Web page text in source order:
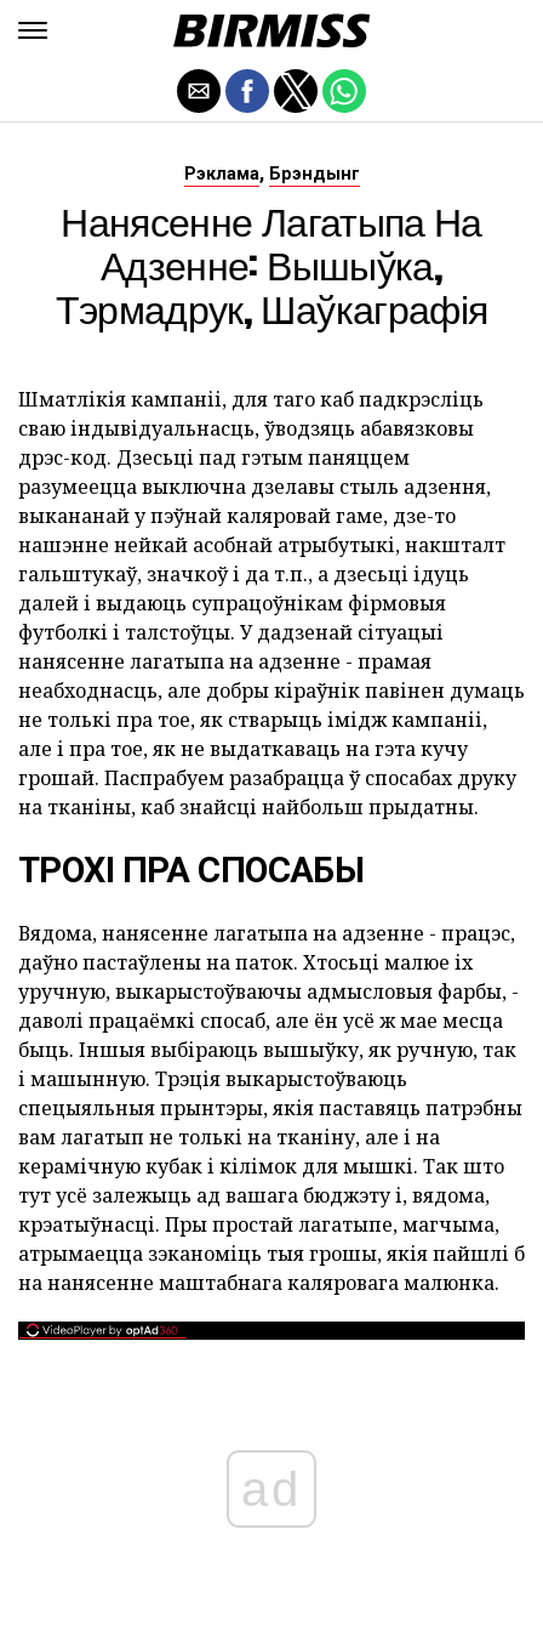
Рэклама, Брэндынг
Нанясенне Лагатыпа На
Адзенне: Вышыўка,
Тэрмадрук, Шаўкаграфія
Шматлікія кампаніі, для таго каб падкрэсліць
сваю індывідуальнасць, ўводзяць абавязковы
дрэс-код. Дзесьці пад гэтым паняццем
разумеецца выключна дзелавы стыль адзення,
выкананай у пэўнай каляровай гаме, дзе-то
нашэнне нейкай асобнай атрыбутыкі, накшталт
гальштукаў, значкоў і да т.п., а дзесьці ідуць
далей і выдаюць супрацоўнікам фірмовыя
футболкі і талстоўцы. У дадзенай сітуацыі
нанясенне лагатыпа на адзенне - прамая
неабходнасць, але добры кіраўнік павінен думаць
не толькі пра тое, як стварыць імідж кампаніі,
але і пра тое, як не выдаткаваць на гэта кучу
грошай. Паспрабуем разабрацца ў спосабах друку
на тканіны, каб знайсці найбольш прыдатны.
ТРОХІ ПРА СПОСАБЫ
Вядома, нанясенне лагатыпа на адзенне - працэс,
даўно пастаўлены на паток. Хтосьці малюе іх
уручную, выкарыстоўваючы адмысловыя фарбы, -
даволі працаёмкі спосаб, але ён усё ж мае месца
быць. Іншыя выбіраюць вышыўку, як ручную, так
і машынную. Трэція выкарыстоўваюць
спецыяльныя прынтэры, якія паставяць патрэбны
вам лагатып не толькі на тканіну, але і на
керамічную кубак і кілімок для мышкі. Так што
тут усё залежыць ад вашага бюджэту і, вядома,
крэатыўнасці. Пры простай лагатыпе, магчыма,
атрымаецца зэканоміць тыя грошы, якія пайшлі б
на нанясенне маштабнага каляровага малюнка.
ad